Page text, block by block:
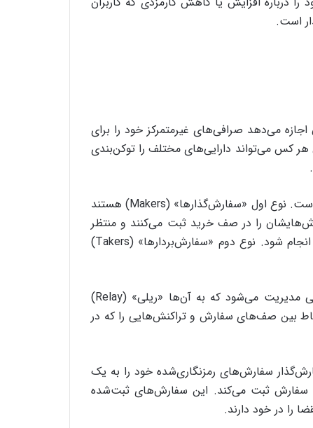
است.
می‌دهد صرافی‌های غیرمتمرکز خود را برای
هر کس می‌تواند دارایی‌های مختلف را توکن‌بندی
برای فعالیت یک بازار مبتنی بر زیرو ایکس به دو نوع کاربر نیاز است. نوع اول «سفارش‌گذارها» (Makers) هستند
را در صف خرید ثبت می‌کنند و منتظر
می‌مانند که با درخواست فردی دیگر هماهنگ شده و تراکنش انجام شود. نوع دوم «سفارش‌بردارها» (Takers)
نکته‌ مهم اینجاست که صف سفارش زیرو ایکس توسط کسانی مدیریت می‌شود که به آن‌ها «ریلی» (Relay)
بین صف‌های سفارش و تراکنش‌هایی را که در
سفارش‌های رمزنگاری‌شده‌ خود را به یک
سفارش ثبت می‌کند. این سفارش‌های ثبت‌شده
را در خود دارند.